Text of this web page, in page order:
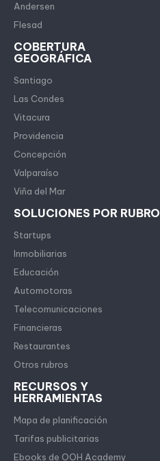
Andersen
Flesad
COBERTURA
GEOGRÁFICA
Santiago
Las Condes
Vitacura
Providencia
Concepción
Valparaíso
Viña del Mar
SOLUCIONES POR RUBRO
Startups
Inmobiliarias
Educación
Automotoras
Telecomunicaciones
Financieras
Restaurantes
Otros rubros
RECURSOS Y
HERRAMIENTAS
Mapa de planificación
Tarifas publicitarias
Ebooks de OOH Academy